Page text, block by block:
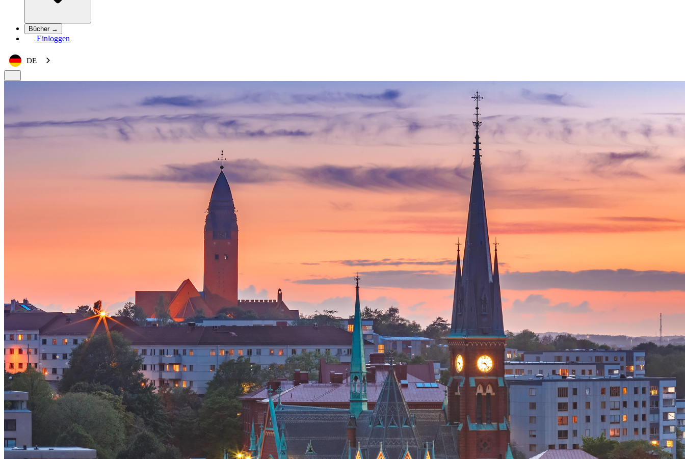
Bücher →
Einloggen
DE